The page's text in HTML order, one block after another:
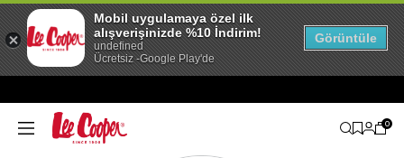
0
Mobil uygulamaya özel ilk
alışverişinizde %10 İndirim!
undefined
Ücretsiz -Google Play'de
Görüntüle